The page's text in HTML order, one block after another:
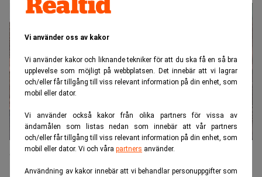
Vi använder oss av kakor
Vi använder kakor och liknande tekniker för att du ska få en så bra
upplevelse som möjligt på webbplatsen. Det innebär att vi lagrar
och/eller får tillgång till viss relevant information på din enhet, som
mobil eller dator.
Vi använder också kakor från olika partners för vissa av
ändamålen som listas nedan som innebär att vår partners
och/eller får tillgång till viss relevant information på din enhet, som
mobil eller dator. Vi och våra partners använder.
Användning av kakor innebär att vi behandlar personuppgifter som
Göteborgs-inkubatorer topprankas